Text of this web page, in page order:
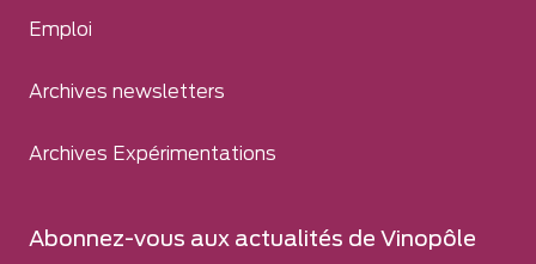
Emploi
Archives newsletters
Archives Expérimentations
Abonnez-vous aux actualités de Vinopôle